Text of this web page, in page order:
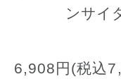
ンサイ
6,908円(税込